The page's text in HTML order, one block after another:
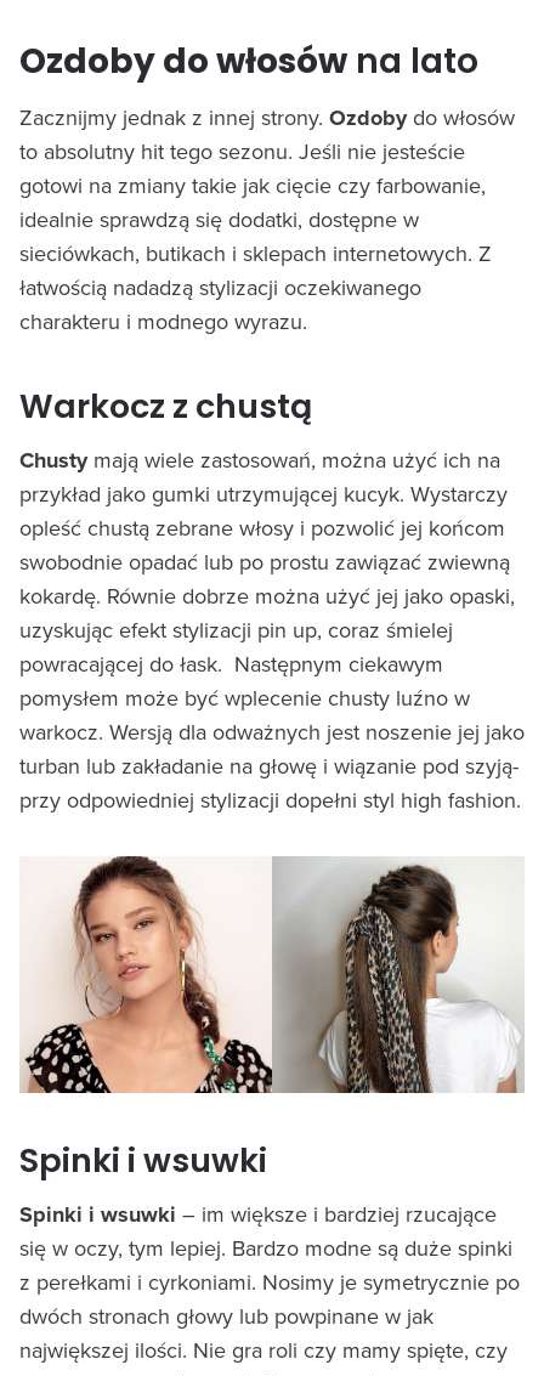
Ozdoby do włosów na lato
Zacznijmy jednak z innej strony. Ozdobydo włosów
to absolutny hit tego sezonu. Jeśli nie jesteście
gotowi na zmiany takie jak cięcie czy farbowanie,
idealnie sprawdzą się dodatki, dostępne w
sieciówkach, butikach i sklepach internetowych. Z
łatwością nadadzą stylizacji oczekiwanego
charakteru i modnego wyrazu.
Warkocz z chustą
Chustymają wiele zastosowań, można użyć ich na
przykład jako gumki utrzymującej kucyk. Wystarczy
opleść chustą zebrane włosy i pozwolić jej końcom
swobodnie opadać lub po prostu zawiązać zwiewną
kokardę. Równie dobrze można użyć jej jako opaski,
uzyskując efekt stylizacji pin up, coraz śmielej
powracającej do łask. Następnym ciekawym
pomysłem może być wplecenie chusty luźno w
warkocz. Wersją dla odważnych jest noszenie jej jako
turban lub zakładanie na głowę i wiązanie pod szyją-
przy odpowiedniej stylizacji dopełni styl high fashion.
Spinki i wsuwki
Spinki i wsuwki – im większe i bardziej rzucające
się w oczy, tym lepiej. Bardzo modne są duże spinki
z perełkami i cyrkoniami. Nosimy je symetrycznie po
dwóch stronach głowy lub powpinane w jak
największej ilości. Nie gra roli czy mamy spięte, czy